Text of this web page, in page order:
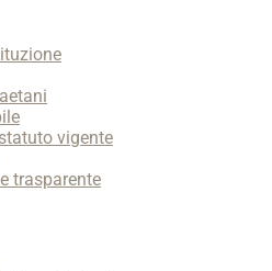
vigente
trasparente